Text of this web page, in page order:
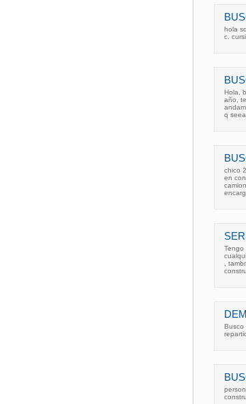
hola
c.
Hola,
año,
q
chico
en
Tengo
,
Busco